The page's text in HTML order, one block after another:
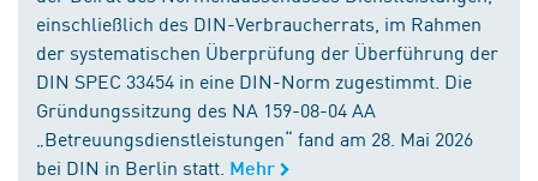
einschließlich des DIN-Verbraucherrats, im Rahmen
der systematischen Überprüfung der Überführung der
DIN SPEC 33454 in eine DIN-Norm zugestimmt. Die
Gründungssitzung des NA 159-08-04 AA
„Betreuungsdienstleistungen“ fand am 28. Mai 2026
bei DIN in Berlin statt. Mehr